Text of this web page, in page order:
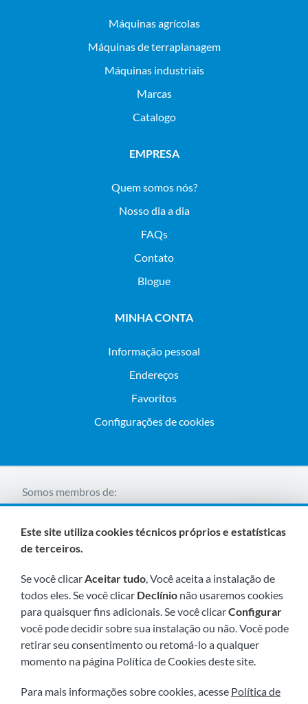
máquinas agrícolas
máquinas de terraplanagem
máquinas industriais
Marcas
Catalogo
EMPRESA
Quem somos nós?
Nosso dia a dia
FAQs
Contato
Blogue
MINHA CONTA
Informação pessoal
Endereços
Favoritos
Configurações de cookies
Somos membros de:
Visite-nos em breve em:
Este site utiliza cookies técnicos próprios e estatísticas
de terceiros.
Se você clicarAceitar tudo, Você aceita a instalação de
todos eles. Se você clicar Declínio não usaremos cookies
para quaisquer fins adicionais. Se você clicarConfigurar
você pode decidir sobre sua instalação ou não. Você pode
retirar seu consentimento ou retomá-lo a qualquer
momento na página Política de Cookies deste site.
Para mais informações sobre cookies, acesse Política de